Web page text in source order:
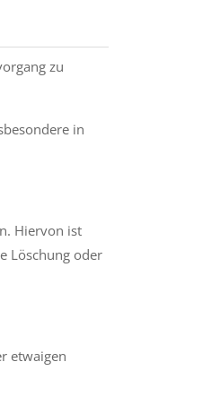
zu
in
Hiervon ist
Löschung oder
etwaigen